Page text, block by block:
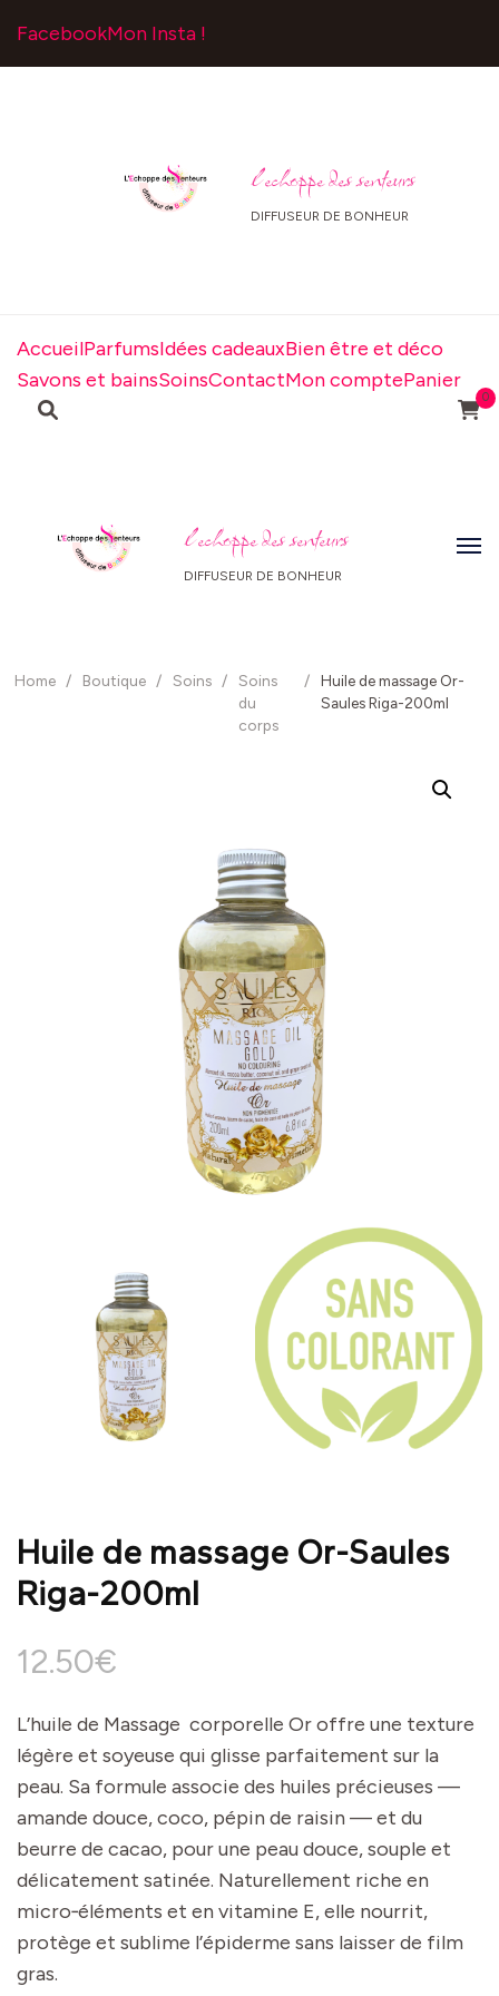
FacebookMon Insta !
l echoppe des senteurs
DIFFUSEUR DE BONHEUR
AccueilParfumsIdées cadeauxBien être et déco
Savons et bainsSoinsContactMon comptePanier
0
l echoppe des senteurs
DIFFUSEUR DE BONHEUR
Home / Boutique / Soins /
Soins
du
corps
/
Huile de massage Or-
Saules Riga-200ml
Huile de massage Or-Saules
Riga-200ml
12.50€
L’huile de Massage corporelle Or offre une texture
légère et soyeuse qui glisse parfaitement sur la
peau. Sa formule associe des huiles précieuses —
amande douce, coco, pépin de raisin — et du
beurre de cacao, pour une peau douce, souple et
délicatement satinée. Naturellement riche en
micro‑éléments et en vitamine E, elle nourrit,
protège et sublime l’épiderme sans laisser de film
gras.